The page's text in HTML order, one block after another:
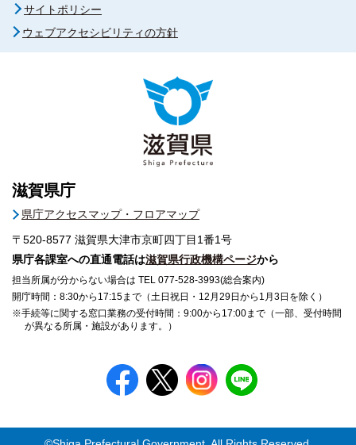
サイトポリシー
ウェブアクセシビリティの方針
滋賀県庁
県庁アクセスマップ・フロアマップ
〒520-8577 滋賀県大津市京町四丁目1番1号
県庁各課室への直通電話は滋賀県行政機構ページから
担当所属が分からない場合は TEL 077-528-3993(総合案内)
開庁時間：8:30から17:15まで（土日祝日・12月29日から1月3日を除く）
※手続等に関する窓口業務の受付時間：9:00から17:00まで（一部、受付時間
が異なる所属・施設があります。）